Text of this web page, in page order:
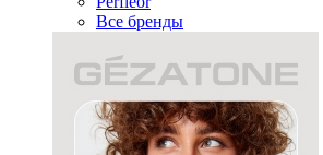
Все бренды